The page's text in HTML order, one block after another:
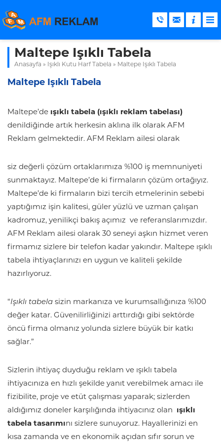
Maltepe Işıklı Tabela
Anasayfa » Işıklı Kutu Harf Tabela » Maltepe Işıklı Tabela
Maltepe Işıklı Tabela
Maltepe’de ışıklı tabela (ışıklı reklam tabelası)
denildiğinde artık herkesin aklına ilk olarak AFM
Reklam gelmektedir. AFM Reklam ailesi olarak
siz değerli çözüm ortaklarımıza %100 iş memnuniyeti
sunmaktayız. Maltepe’de ki firmaların çözüm ortağıyız.
Maltepe’de ki firmaların bizi tercih etmelerinin sebebi
yaptığımız işin kalitesi, güler yüzlü ve uzman çalışan
kadromuz, yenilikçi bakış açımız ve referanslarımızdır.
AFM Reklam ailesi olarak 30 seneyi aşkın hizmet veren
firmamız sizlere bir telefon kadar yakındır. Maltepe ışıklı
tabela ihtiyaçlarınızı en uygun ve kaliteli şekilde
hazırlıyoruz.
“Işıklı tabela sizin markanıza ve kurumsallığınıza %100
değer katar. Güvenilirliğinizi arttırdığı gibi sektörde
öncü firma olmanız yolunda sizlere büyük bir katkı
sağlar.”
Sizlerin ihtiyaç duyduğu reklam ve ışıklı tabela
ihtiyacınıza en hızlı şekilde yanıt verebilmek amacı ile
fizibilite, proje ve etüt çalışması yaparak; sizlerden
aldığımız doneler karşılığında ihtiyacınız olan ışıklı
tabela tasarımını sizlere sunuyoruz. Hayallerinizi en
kısa zamanda ve en ekonomik açıdan sıfır sorun ve